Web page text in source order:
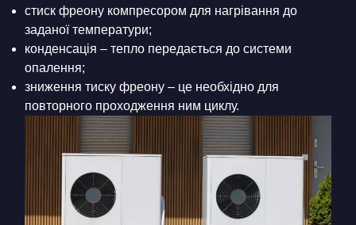
стиск фреону компресором для нагрівання до
заданої температури;
конденсація – тепло передається до системи
опалення;
зниження тиску фреону – це необхідно для
повторного проходження ним циклу.